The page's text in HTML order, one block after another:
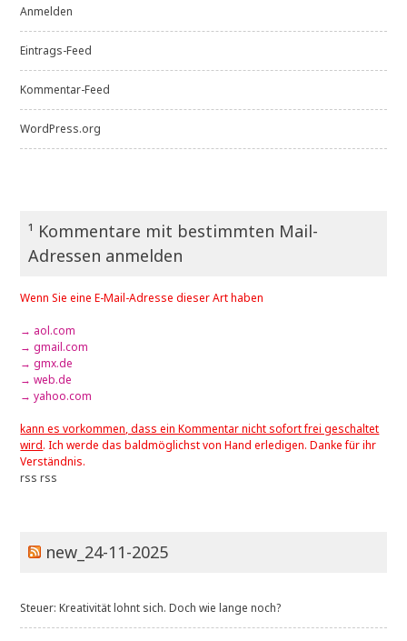
Anmelden
Eintrags-Feed
Kommentar-Feed
WordPress.org
¹ Kommentare mit bestimmten Mail-
Adressen anmelden
Wenn Sie eine E-Mail-Adresse dieser Art haben
→ aol.com
→ gmail.com
→ gmx.de
→ web.de
→ yahoo.com
kann es vorkommen, dass ein Kommentar nicht sofort frei geschaltet
wird. Ich werde das baldmöglichst von Hand erledigen. Danke für ihr
Verständnis.
rss rss
new_24-11-2025
Steuer: Kreativität lohnt sich. Doch wie lange noch?